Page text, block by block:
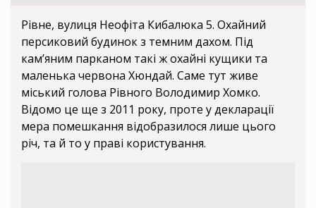
Рівне, вулиця Неофіта Кибалюка 5. Охайний
персиковий будинок з темним дахом. Під
кам’яним парканом такі ж охайні кущики та
маленька червона Хюндай. Саме тут живе
міський голова Рівного Володимир Хомко.
Відомо це ще з 2011 року, проте у декларації
мера помешкання відобразилося лише цього
річ, та й то у праві користування.